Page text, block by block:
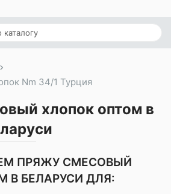
Nm 34/1 Турция
хлопок оптом в
ПРЯЖУ СМЕСОВЫЙ
В БЕЛАРУСИ ДЛЯ: